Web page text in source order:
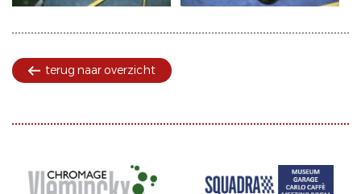
terug naar overzicht